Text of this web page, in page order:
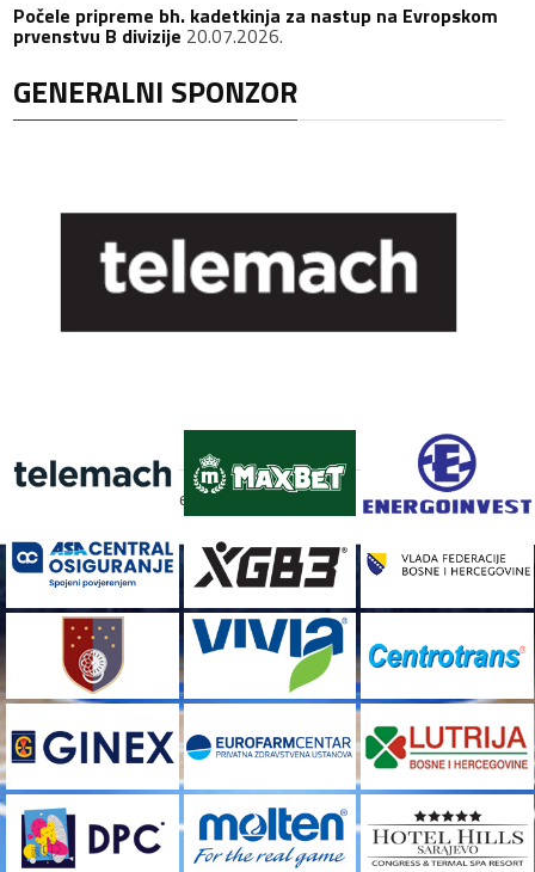
Počele pripreme bh. kadetkinja za nastup na Evropskom
prvenstvu B divizije 20.07.2026.
GENERALNI SPONZOR
[custom-facebook-feed]